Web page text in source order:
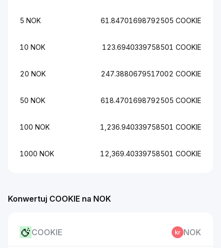
Konwertuj COOKIE na NOK
COOKIE NOK
5 NOK 61.84701698792505 COOKIE
10 NOK 123.6940339758501 COOKIE
20 NOK 247.3880679517002 COOKIE
50 NOK 618.4701698792505 COOKIE
100 NOK 1,236.940339758501 COOKIE
1000 NOK 12,369.40339758501 COOKIE